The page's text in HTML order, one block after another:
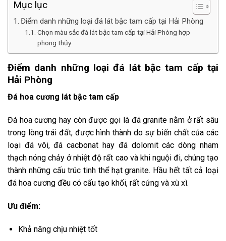
Mục lục
Điểm danh những loại đá lát bậc tam cấp tại Hải Phòng
Chọn màu sắc đá lát bậc tam cấp tại Hải Phòng hợp
phong thủy
Điểm danh những loại đá lát bậc tam cấp tại
Hải Phòng
Đá hoa cương lát bậc tam cấp
Đá hoa cương hay còn được gọi là đá granite nằm ở rất sâu
trong lòng trái đất, được hình thành do sự biến chất của các
loại đá vôi, đá cacbonat hay đá dolomit các dòng nham
thạch nóng chảy ở nhiệt độ rất cao và khi nguội đi, chúng tạo
thành những cấu trúc tinh thể hạt granite. Hầu hết tất cả loại
đá hoa cương đều có cấu tạo khối, rất cứng và xù xì.
Ưu điểm:
Khả năng chịu nhiệt tốt